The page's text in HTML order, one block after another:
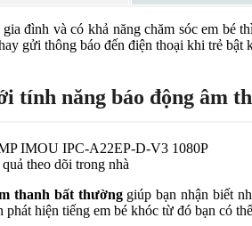
đình và có khả năng chăm sóc em
gửi thông báo đến điện thoại khi trẻ bật
tính năng báo động âm
theo dõi trong nhà
thanh bất thườnggiúp bạn nhận biết
hiện tiếng em bé khóc từ đó bạn có